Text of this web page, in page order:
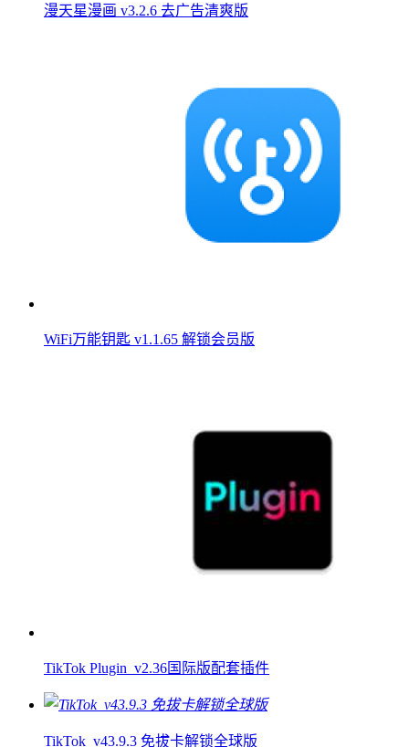
漫天星漫画 v3.2.6 去广告清爽版
WiFi万能钥匙 v1.1.65 解锁会员版
TikTok Plugin_v2.36国际版配套插件
TikTok_v43.9.3 免拔卡解锁全球版